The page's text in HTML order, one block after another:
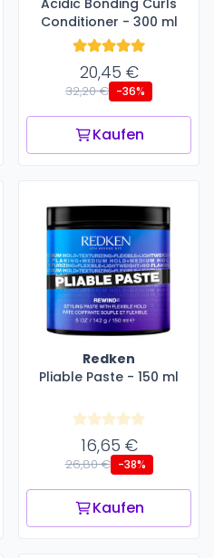
Conditioner - 300 ml
20,45 €
32,20 € -36%
Kaufen
Redken
Pliable Paste - 150 ml
16,65 €
26,80 € -38%
Kaufen